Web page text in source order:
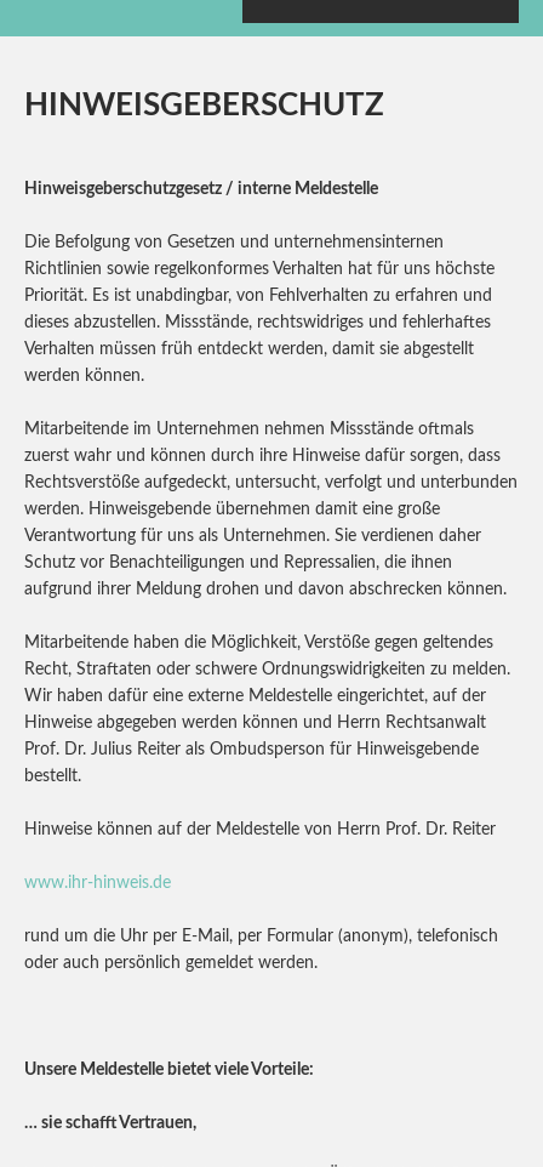
HINWEISGEBERSCHUTZ
Hinweisgeberschutzgesetz / interne Meldestelle
Die Befolgung von Gesetzen und unternehmensinternen
Richtlinien sowie regelkonformes Verhalten hat für uns höchste
Priorität. Es ist unabdingbar, von Fehlverhalten zu erfahren und
dieses abzustellen. Missstände, rechtswidriges und fehlerhaftes
Verhalten müssen früh entdeckt werden, damit sie abgestellt
werden können.
Mitarbeitende im Unternehmen nehmen Missstände oftmals
zuerst wahr und können durch ihre Hinweise dafür sorgen, dass
Rechtsverstöße aufgedeckt, untersucht, verfolgt und unterbunden
werden. Hinweisgebende übernehmen damit eine große
Verantwortung für uns als Unternehmen. Sie verdienen daher
Schutz vor Benachteiligungen und Repressalien, die ihnen
aufgrund ihrer Meldung drohen und davon abschrecken können.
Mitarbeitende haben die Möglichkeit, Verstöße gegen geltendes
Recht, Straftaten oder schwere Ordnungswidrigkeiten zu melden.
Wir haben dafür eine externe Meldestelle eingerichtet, auf der
Hinweise abgegeben werden können und Herrn Rechtsanwalt
Prof. Dr. Julius Reiter als Ombudsperson für Hinweisgebende
bestellt.
Hinweise können auf der Meldestelle von Herrn Prof. Dr. Reiter
www.ihr-hinweis.de
rund um die Uhr per E-Mail, per Formular (anonym), telefonisch
oder auch persönlich gemeldet werden.
Unsere Meldestelle bietet viele Vorteile:
… sie schafft Vertrauen,